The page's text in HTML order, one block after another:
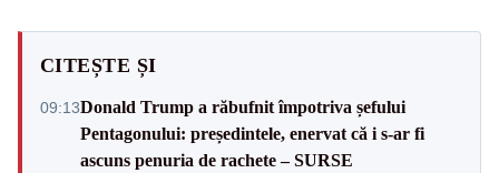
CITEȘTE ȘI
09:13Donald Trump a răbufnit împotriva șefului
Pentagonului: președintele, enervat că i s-ar fi
ascuns penuria de rachete – SURSE